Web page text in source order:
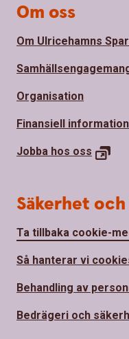
Om oss
Om Ulricehamns
Organisation
Finansiell information
Jobba hos oss
Säkerhet
Ta tillbaka cookie-
Så hanterar vi
Behandling av
Bedrägeri och